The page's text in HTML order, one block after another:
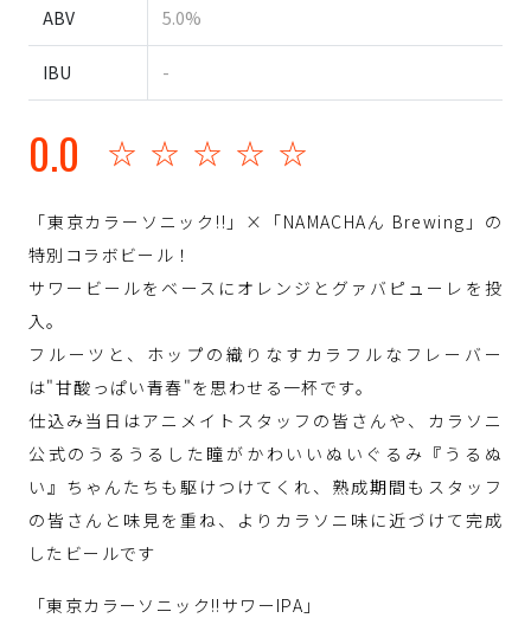
ABV 5.0%
IBU -
0.0 ☆☆☆☆☆
「東京カラーソニック!!」×「NAMACHAん Brewing」の
特別コラボビール！
サワービールをベースにオレンジとグァバピューレを投
入。
フルーツと、ホップの織りなすカラフルなフレーバー
は"甘酸っぱい青春"を思わせる一杯です。
仕込み当日はアニメイトスタッフの皆さんや、カラソニ
公式のうるうるした瞳がかわいいぬいぐるみ『うるぬ
い』ちゃんたちも駆けつけてくれ、熟成期間もスタッフ
の皆さんと味見を重ね、よりカラソニ味に近づけて完成
したビールです
「東京カラーソニック!!サワーIPA」